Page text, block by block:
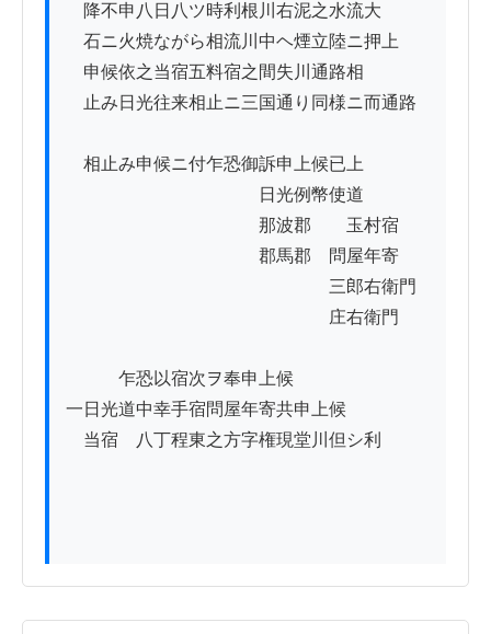
降不申八日八ツ時利根川右泥之水流大
石ニ火焼ながら相流川中ヘ煙立陸ニ押上
申候依之当宿五料宿之間失川通路相
止み日光往来相止ニ三国通り同様ニ而通路
相止み申候ニ付乍恐御訴申上候已上
日光例幣使道
那波郡　　玉村宿
郡馬郡　問屋年寄
三郎右衛門
庄右衛門
乍恐以宿次ヲ奉申上候
一日光道中幸手宿問屋年寄共申上候
当宿ゟ八丁程東之方字権現堂川但シ利